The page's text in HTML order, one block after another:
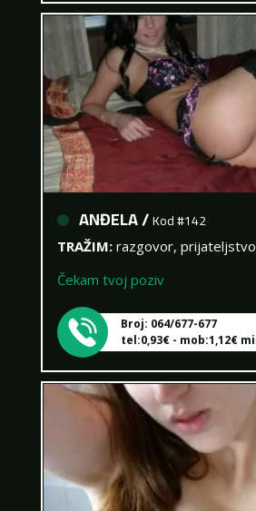
ANĐELA /
TRAŽIM:
Čekam tvoj poziv
Broj: 064/677-677
tel:0,93€ - mob:1,12€ min